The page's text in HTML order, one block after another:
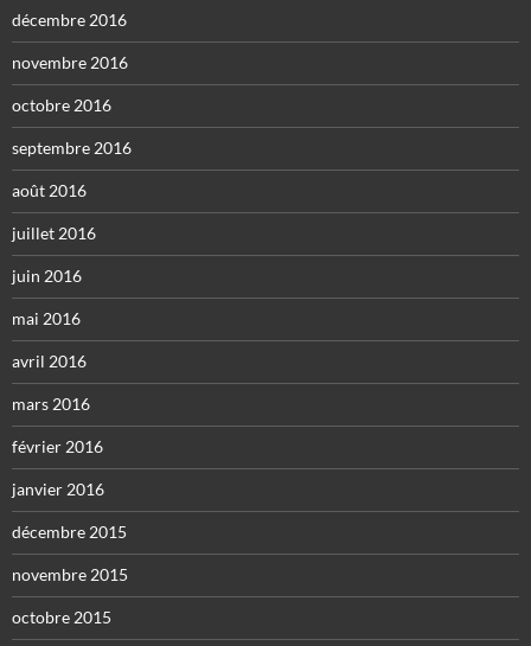
décembre 2016
novembre 2016
octobre 2016
septembre 2016
août 2016
juillet 2016
juin 2016
mai 2016
avril 2016
mars 2016
février 2016
janvier 2016
décembre 2015
novembre 2015
octobre 2015